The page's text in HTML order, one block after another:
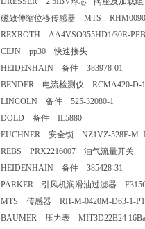
磁致伸缩位移传感器 MTS
REXROTH AA4VSO355HD1/30R-
CEJN pp30 快速接头
HEIDENHAIN 备件 383978-01
BENDER 电流检测仪 RCMA420-D-
LINCOLN 备件 525-32080-1
DOLD 备件 IL5880
EUCHNER 安全锁 NZ1VZ-528E-M
REBS PRX2216007 油气流量开关
HEIDENHAIN 备件 385428-31
PARKER 引风机润滑油过滤器
MTS 传感器 RH-M-0420M-D63-1-
BAUMER 压力表 MIT3D22B24